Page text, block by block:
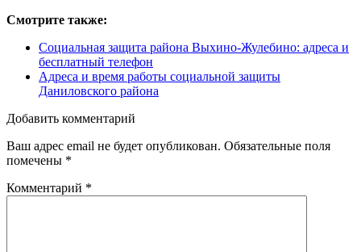
Смотрите также:
Социальная защита района Выхино-Жулебино: адреса и
бесплатный телефон
Адреса и время работы социальной защиты
Даниловского района
Добавить комментарий
Ваш адрес email не будет опубликован. Обязательные поля
помечены *
Комментарий *